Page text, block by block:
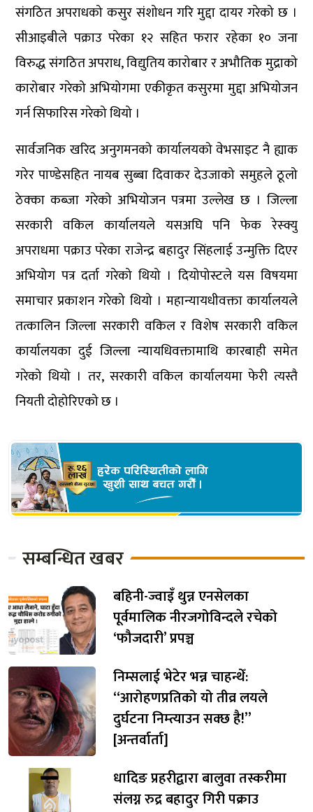
संगठित अपराधको कसुर संशोधन गरि मुद्दा दायर गरेको छ ।
सीआइबीले पक्राउ परेका १२ सहित फरार रहेका १० जना
विरुद्ध संगठित अपराध, विद्युतिय कारोबार र अभौतिक मुद्राको
कारोबार गरेको अभियोगमा एकीकृत कसुरमा मुद्दा अभियोजन
गर्न सिफारिस गरेको थियो ।
सार्वजनिक खरिद अनुगमनको कार्यालयको वेभसाइट नै ह्याक
गरेर पाण्डेसहित नायब सुब्बा दिवाकर देउजाको समुहले ठूलो
ठेक्का कब्जा गरेको अभियोजन पत्रमा उल्लेख छ । जिल्ला
सरकारी वकिल कार्यालयले यसअघि पनि फेक रेस्क्यु
अपराधमा पक्राउ परेका राजेन्द्र बहादुर सिंहलाई उन्मुक्ति दिएर
अभियोग पत्र दर्ता गरेको थियो । दियोपोस्टले यस विषयमा
समाचार प्रकाशन गरेको थियो । महान्यायधीवक्ता कार्यालयले
तत्कालिन जिल्ला सरकारी वकिल र विशेष सरकारी वकिल
कार्यालयका दुई जिल्ला न्यायधिवक्तामाथि कारबाही समेत
गरेको थियो । तर, सरकारी वकिल कार्यालयमा फेरी त्यस्तै
नियती दोहोरिएको छ ।
सम्बन्धित खबर
बहिनी-ज्वाइँ थुन्न एनसेलका
पूर्वमालिक नीरजगोविन्दले रचेको
‘फौजदारी’ प्रपञ्च
निम्सलाई भेटेर भन्न चाहन्थेँ:
“आरोहणप्रतिको यो तीव्र लयले
दुर्घटना निम्त्याउन सक्छ है!”
[अन्तर्वार्ता]
धादिङ प्रहरीद्वारा बालुवा तस्करीमा
संलग्न रुद्र बहादुर गिरी पक्राउ